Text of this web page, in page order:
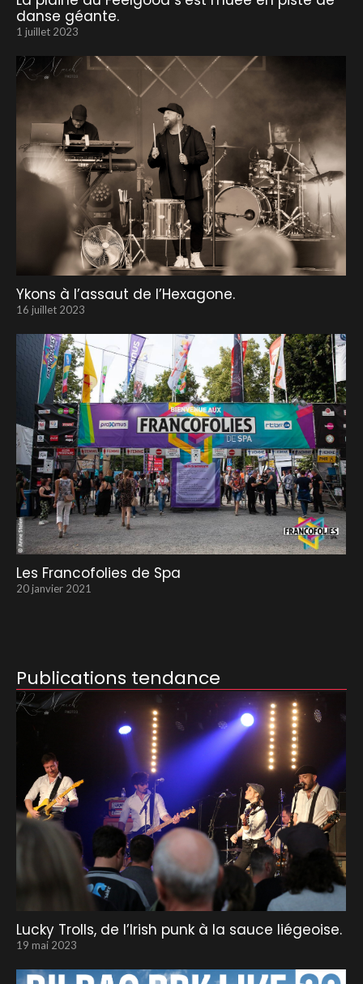
danse géante.
1 juillet 2023
Ykons à l’assaut de l’Hexagone.
16 juillet 2023
Les Francofolies de Spa
20 janvier 2021
Publications tendance
Lucky Trolls, de l’Irish punk à la sauce liégeoise.
19 mai 2023